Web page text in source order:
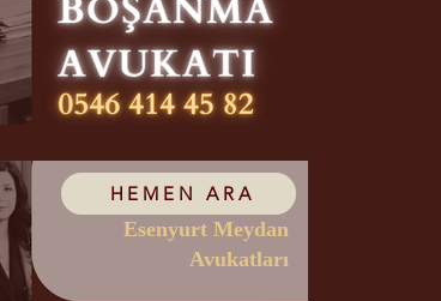
HEMEN ARA
Esenyurt Meydan
Avukatları